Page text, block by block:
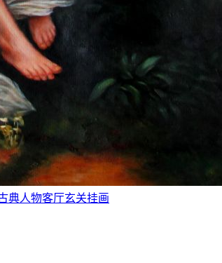
典人物客厅玄关挂画